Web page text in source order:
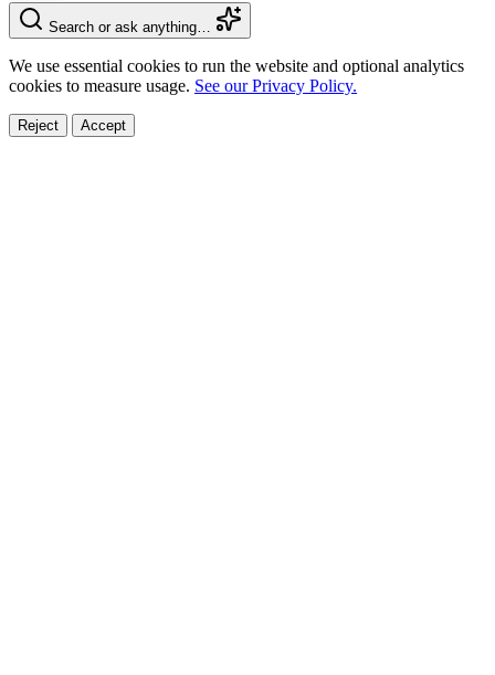
Search or ask anything…
We use essential cookies to run the website and optional analytics
cookies to measure usage. See our Privacy Policy.
Reject Accept